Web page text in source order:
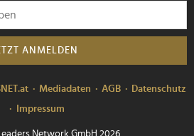
ANMELDEN
Mediadaten AGB
Datenschutz
Impressum